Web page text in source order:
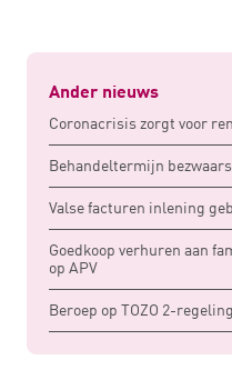
Ander nieuws
Coronacrisis zorgt voor
Behandeltermijn
Valse facturen inlening
Goedkoop verhuren aan
op APV
Beroep op TOZO 2-